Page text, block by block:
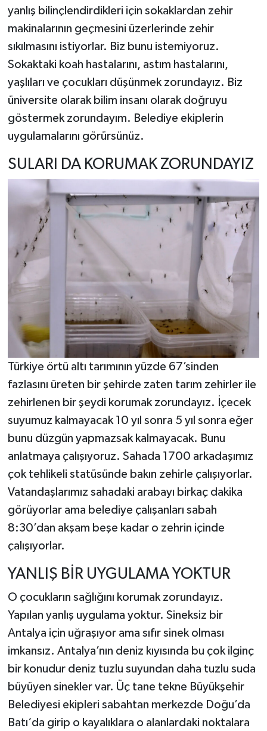
yanlış bilinçlendirdikleri için sokaklardan zehir
makinalarının geçmesini üzerlerinde zehir
sıkılmasını istiyorlar. Biz bunu istemiyoruz.
Sokaktaki koah hastalarını, astım hastalarını,
yaşlıları ve çocukları düşünmek zorundayız. Biz
üniversite olarak bilim insanı olarak doğruyu
göstermek zorundayım. Belediye ekiplerin
uygulamalarını görürsünüz.
SULARI DA KORUMAK ZORUNDAYIZ
Türkiye örtü altı tarımının yüzde 67’sinden
fazlasını üreten bir şehirde zaten tarım zehirler ile
zehirlenen bir şeydi korumak zorundayız. İçecek
suyumuz kalmayacak 10 yıl sonra 5 yıl sonra eğer
bunu düzgün yapmazsak kalmayacak. Bunu
anlatmaya çalışıyoruz. Sahada 1700 arkadaşımız
çok tehlikeli statüsünde bakın zehirle çalışıyorlar.
Vatandaşlarımız sahadaki arabayı birkaç dakika
görüyorlar ama belediye çalışanları sabah
8:30’dan akşam beşe kadar o zehrin içinde
çalışıyorlar.
YANLIŞ BİR UYGULAMA YOKTUR
O çocukların sağlığını korumak zorundayız.
Yapılan yanlış uygulama yoktur. Sineksiz bir
Antalya için uğraşıyor ama sıfır sinek olması
imkansız. Antalya’nın deniz kıyısında bu çok ilginç
bir konudur deniz tuzlu suyundan daha tuzlu suda
büyüyen sinekler var. Üç tane tekne Büyükşehir
Belediyesi ekipleri sabahtan merkezde Doğu’da
Batı‘da girip o kayalıklara o alanlardaki noktalara